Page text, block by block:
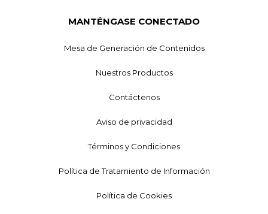
MANTÉNGASE CONECTADO
Mesa de Generación de Contenidos
Nuestros Productos
Contáctenos
Aviso de privacidad
Términos y Condiciones
Política de Tratamiento de Información
Política de Cookies